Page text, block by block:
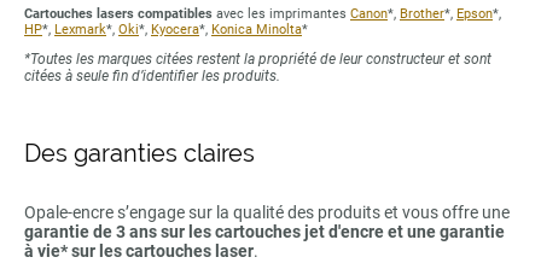
Cartouches lasers compatibles avec les imprimantes Canon*, Brother*, Epson*,
HP*, Lexmark*, Oki*, Kyocera*, Konica Minolta*
*Toutes les marques citées restent la propriété de leur constructeur et sont
citées à seule fin d’identifier les produits.
Des garanties claires
Opale-encre s’engage sur la qualité des produits et vous offre une
garantie de 3 ans sur les cartouches jet d'encre et une garantie
à vie* sur les cartouches laser.